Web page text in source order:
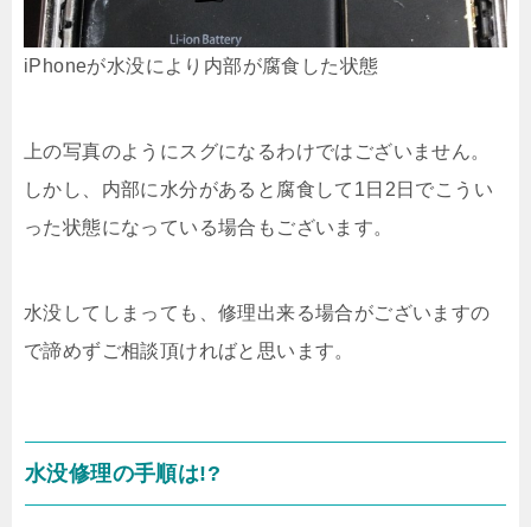
iPhoneが水没により内部が腐食した状態
上の写真のようにスグになるわけではございません。
しかし、内部に水分があると腐食して1日2日でこうい
った状態になっている場合もございます。
水没してしまっても、修理出来る場合がございますの
で諦めずご相談頂ければと思います。
水没修理の手順は!?